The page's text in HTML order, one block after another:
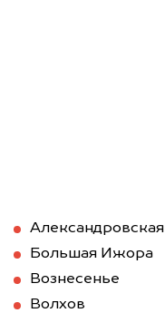
Александровская
Большая Ижора
Вознесенье
Волхов